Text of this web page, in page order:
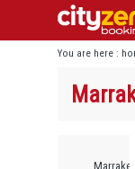
You are here :
Marrakech